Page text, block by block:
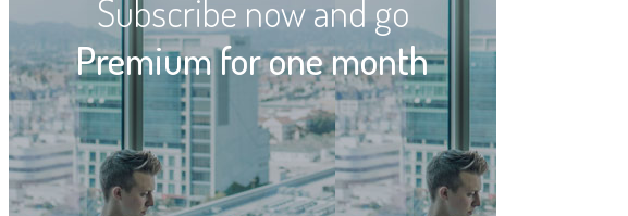
Subscribe now and go
Premium for one month